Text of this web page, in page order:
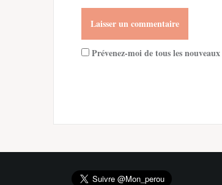
Prévenez-moi de tous les